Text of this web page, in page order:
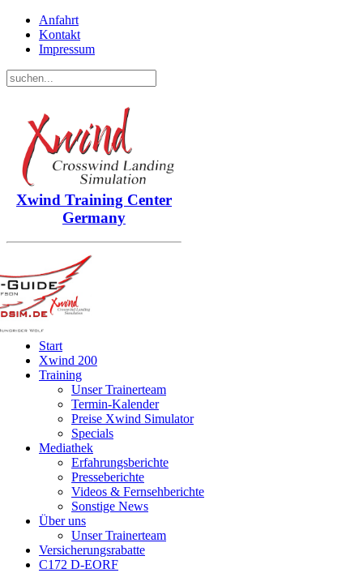
Anfahrt
Kontakt
Impressum
Xwind Training Center
Germany
Start
Xwind 200
Training
Unser Trainerteam
Termin-Kalender
Preise Xwind Simulator
Specials
Mediathek
Erfahrungsberichte
Presseberichte
Videos & Fernsehberichte
Sonstige News
Über uns
Unser Trainerteam
Versicherungsrabatte
C172 D-EORF